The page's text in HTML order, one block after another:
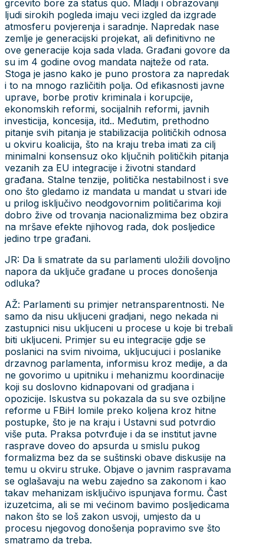
grcevito bore za status quo. Mladji i obrazovanji
ljudi sirokih pogleda imaju veci izgled da izgrade
atmosferu povjerenja i saradnje. Napredak nase
zemlje je generacijski projekat, ali definitivno ne
ove generacije koja sada vlada. Građani govore da
su im 4 godine ovog mandata najteže od rata.
Stoga je jasno kako je puno prostora za napredak
i to na mnogo različitih polja. Od efikasnosti javne
uprave, borbe protiv kriminala i korupcije,
ekonomskih reformi, socijalnih reformi, javnih
investicija, koncesija, itd.. Međutim, prethodno
pitanje svih pitanja je stabilizacija političkih odnosa
u okviru koalicija, što na kraju treba imati za cilj
minimalni konsensuz oko ključnih političkih pitanja
vezanih za EU integracije i životni standard
građana. Stalne tenzije, politička nestabilnost i sve
ono što gledamo iz mandata u mandat u stvari ide
u prilog isključivo neodgovornim političarima koji
dobro žive od trovanja nacionalizmima bez obzira
na mršave efekte njihovog rada, dok posljedice
jedino trpe građani.
JR: Da li smatrate da su parlamenti uložili dovoljno
napora da uključe građane u proces donošenja
odluka?
AŽ: Parlamenti su primjer netransparentnosti. Ne
samo da nisu ukljuceni gradjani, nego nekada ni
zastupnici nisu ukljuceni u procese u koje bi trebali
biti ukljuceni. Primjer su eu integracije gdje se
poslanici na svim nivoima, ukljucujuci i poslanike
drzavnog parlamenta, informisu kroz medije, a da
ne govorimo u upitniku i mehanizmu koordinacije
koji su doslovno kidnapovani od gradjana i
opozicije. Iskustva su pokazala da su sve ozbiljne
reforme u FBiH lomile preko koljena kroz hitne
postupke, što je na kraju i Ustavni sud potvrdio
više puta. Praksa potvrđuje i da se institut javne
rasprave doveo do apsurda u smislu pukog
formalizma bez da se suštinski obave diskusije na
temu u okviru struke. Objave o javnim raspravama
se oglašavaju na webu zajedno sa zakonom i kao
takav mehanizam isključivo ispunjava formu. Čast
izuzetcima, ali se mi većinom bavimo posljedicama
nakon što se loš zakon usvoji, umjesto da u
procesu njegovog donošenja popravimo sve što
smatramo da treba.